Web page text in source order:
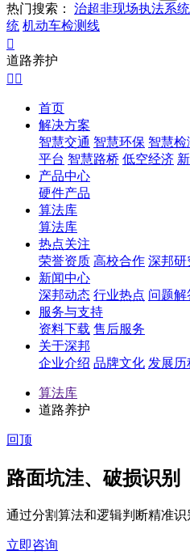
热门搜索： 治超非现场执法系统
统 机动车检测线

道路养护
 
首页
解决方案
智慧交通 智慧环保 智慧检
平台 智慧路桥 低空经济
产品中心
硬件产品
算法库
算法库
热点关注
荣誉资质 高校合作 深邦研
新闻中心
深邦动态 行业热点 问题解
服务与支持
资料下载 售后服务
关于深邦
企业介绍 品牌文化 发展历
算法库
道路养护
回顶
路面坑洼、破损识别
通过分割算法和逻辑判断精准
立即咨询